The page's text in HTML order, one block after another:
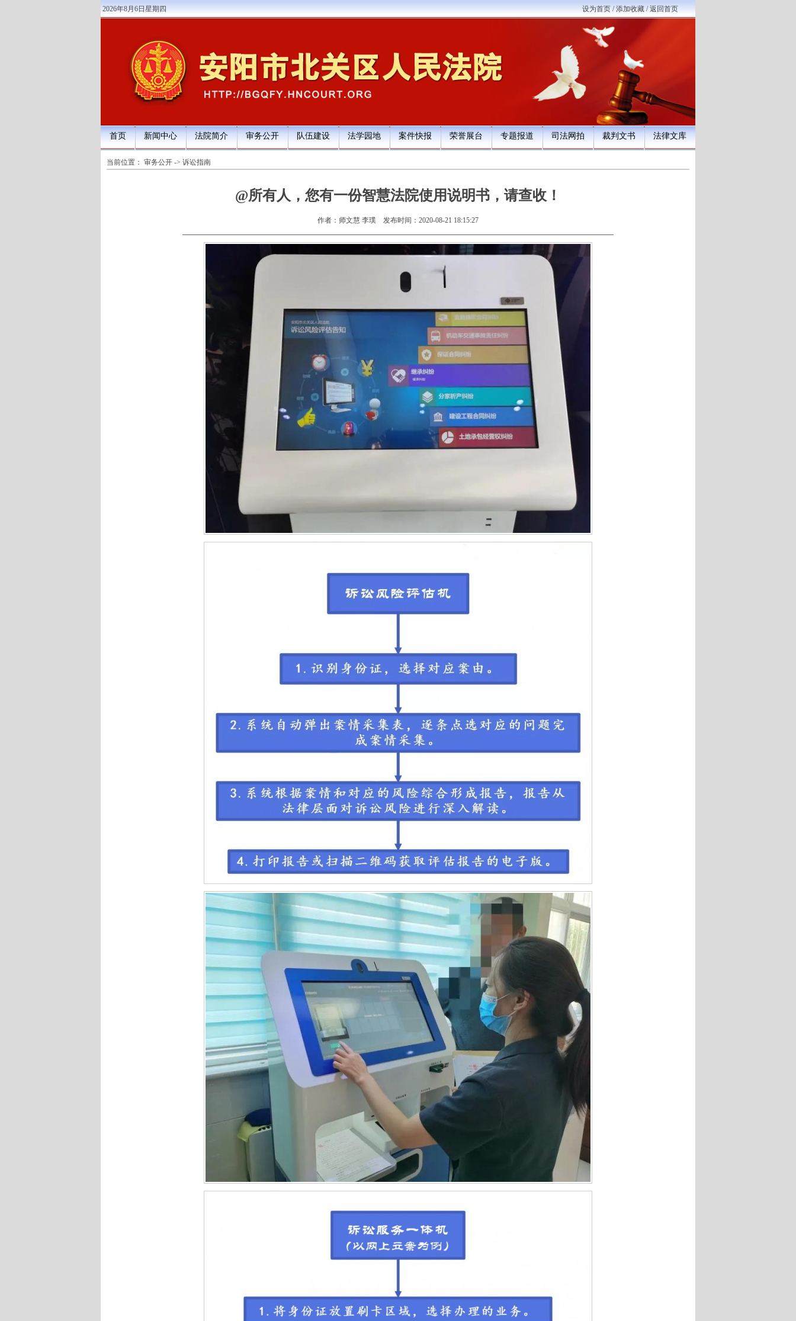
2026年8月6日星期四 设为首页/添加收藏/返回首页
首页 新闻中心 法院简介 审务公开 队伍建设 法学园地 案件快报 荣誉展台 专题报道 司法网拍 裁判文书 法律文库
当前位置： 审务公开 -> 诉讼指南
@所有人，您有一份智慧法院使用说明书，请查收！
作者：师文慧 李璞 发布时间：2020-08-21 18:15:27